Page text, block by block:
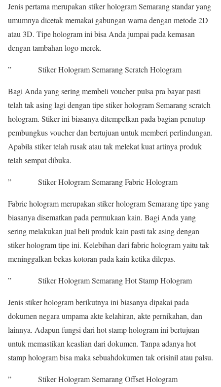
Jenis pertama merupakan stiker hologram Semarang standar yang
umumnya dicetak memakai gabungan warna dengan metode 2D
atau 3D. Tipe hologram ini bisa Anda jumpai pada kemasan
dengan tambahan logo merek.
” Stiker Hologram Semarang Scratch Hologram
Bagi Anda yang sering membeli voucher pulsa pra bayar pasti
telah tak asing lagi dengan tipe stiker hologram Semarang scratch
hologram. Stiker ini biasanya ditempelkan pada bagian penutup
pembungkus voucher dan bertujuan untuk memberi perlindungan.
Apabila stiker telah rusak atau tak melekat kuat artinya produk
telah sempat dibuka.
” Stiker Hologram Semarang Fabric Hologram
Fabric hologram merupakan stiker hologram Semarang tipe yang
biasanya disematkan pada permukaan kain. Bagi Anda yang
sering melakukan jual beli produk kain pasti tak asing dengan
stiker hologram tipe ini. Kelebihan dari fabric hologram yaitu tak
meninggalkan bekas kotoran pada kain ketika dilepas.
” Stiker Hologram Semarang Hot Stamp Hologram
Jenis stiker hologram berikutnya ini biasanya dipakai pada
dokumen negara umpama akte kelahiran, akte pernikahan, dan
lainnya. Adapun fungsi dari hot stamp hologram ini bertujuan
untuk memastikan keaslian dari dokumen. Tanpa adanya hot
stamp hologram bisa maka sebuahdokumen tak orisinil atau palsu.
” Stiker Hologram Semarang Offset Hologram